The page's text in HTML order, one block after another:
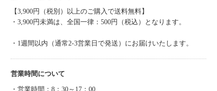
【3,900円（税別）以上のご購入で送料無料】
・3,900円未満は、全国一律：500円（税込）となります。
・1週間以内（通常2-3営業日で発送）にお届けいたします。
営業時間について
・営業時間：8：30～17：00